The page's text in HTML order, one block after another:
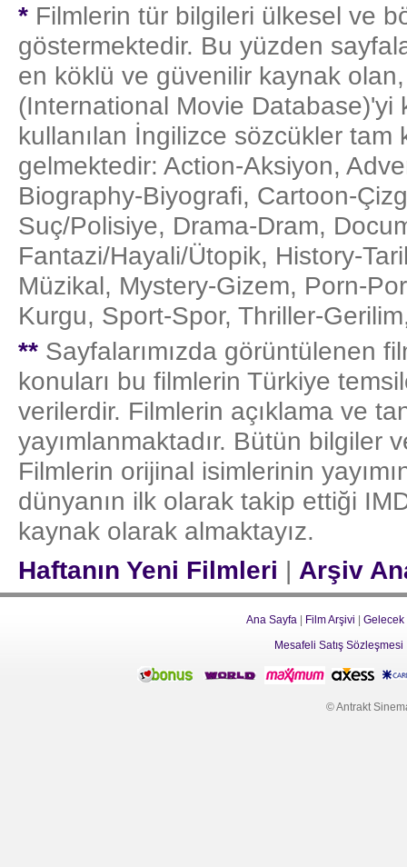
* Filmlerin tür bilgileri ülkesel ve
göstermektedir. Bu yüzden
en köklü ve güvenilir kaynak
(International Movie Database)'yi
kullanılan İngilizce sözcükler tam
gelmektedir: Action-Aksiyon,
Biography-Biyografi, Cartoon-
Suç/Polisiye, Drama-Dram,
Fantazi/Hayali/Ütopik, History-
Müzikal, Mystery-Gizem, Porn-
Kurgu, Sport-Spor, Thriller-
** Sayfalarımızda görüntülenen
konuları bu filmlerin Türkiye
verilerdir. Filmlerin açıklama ve
yayımlanmaktadır. Bütün bilgiler
Filmlerin orijinal isimlerinin
dünyanın ilk olarak takip ettiği
kaynak olarak almaktayız.
Haftanın Yeni Filmleri | Arşiv
Ana Sayfa Film Arşivi
Gelecek
Mesafeli Satış Sözleşmesi
© Antrakt